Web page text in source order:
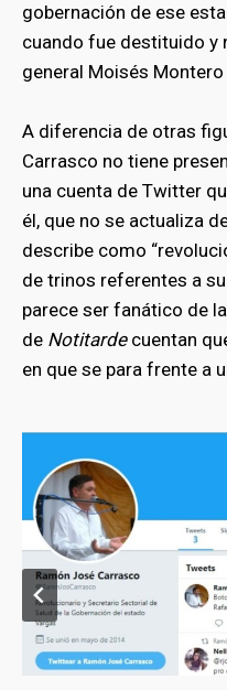
gobernación de ese
cuando fue destituido y
general Moisés Montero
A diferencia de otras
Carrasco no tiene
una cuenta de Twitter
él, que no se actualiza
describe como
de trinos referentes a
parece ser fanático de
de Notitardecuentan
en que se para frente a